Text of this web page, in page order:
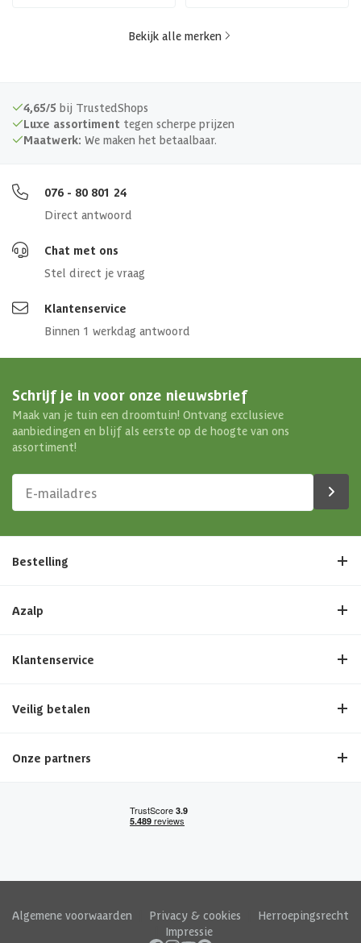
Bekijk alle merken
4,65/5 bij TrustedShops
Luxe assortiment tegen scherpe prijzen
Maatwerk: We maken het betaalbaar.
076 - 80 801 24
Direct antwoord
Chat met ons
Stel direct je vraag
Klantenservice
Binnen 1 werkdag antwoord
Schrijf je in voor onze nieuwsbrief
Maak van je tuin een droomtuin! Ontvang exclusieve
aanbiedingen en blijf als eerste op de hoogte van ons
assortiment!
Bestelling
Azalp
Klantenservice
Veilig betalen
Onze partners
Algemene voorwaarden Privacy & cookies
Herroepingsrecht
Impressie